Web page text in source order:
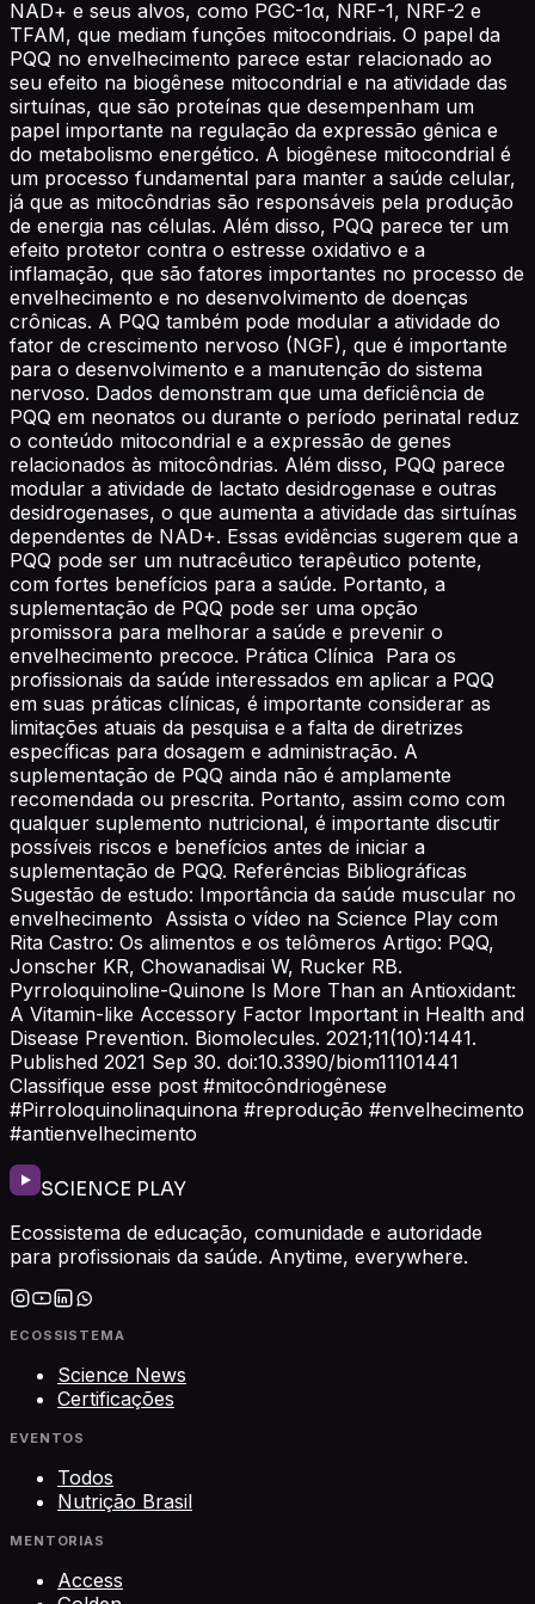
NAD+ e seus alvos, como PGC-1α, NRF-1, NRF-2 e
TFAM, que mediam funções mitocondriais. O papel da
PQQ no envelhecimento parece estar relacionado ao
seu efeito na biogênese mitocondrial e na atividade das
sirtuínas, que são proteínas que desempenham um
papel importante na regulação da expressão gênica e
do metabolismo energético. A biogênese mitocondrial é
um processo fundamental para manter a saúde celular,
já que as mitocôndrias são responsáveis pela produção
de energia nas células. Além disso, PQQ parece ter um
efeito protetor contra o estresse oxidativo e a
inflamação, que são fatores importantes no processo de
envelhecimento e no desenvolvimento de doenças
crônicas. A PQQ também pode modular a atividade do
fator de crescimento nervoso (NGF), que é importante
para o desenvolvimento e a manutenção do sistema
nervoso. Dados demonstram que uma deficiência de
PQQ em neonatos ou durante o período perinatal reduz
o conteúdo mitocondrial e a expressão de genes
relacionados às mitocôndrias. Além disso, PQQ parece
modular a atividade de lactato desidrogenase e outras
desidrogenases, o que aumenta a atividade das sirtuínas
dependentes de NAD+. Essas evidências sugerem que a
PQQ pode ser um nutracêutico terapêutico potente,
com fortes benefícios para a saúde. Portanto, a
suplementação de PQQ pode ser uma opção
promissora para melhorar a saúde e prevenir o
envelhecimento precoce. Prática Clínica Para os
profissionais da saúde interessados em aplicar a PQQ
em suas práticas clínicas, é importante considerar as
limitações atuais da pesquisa e a falta de diretrizes
específicas para dosagem e administração. A
suplementação de PQQ ainda não é amplamente
recomendada ou prescrita. Portanto, assim como com
qualquer suplemento nutricional, é importante discutir
possíveis riscos e benefícios antes de iniciar a
suplementação de PQQ. Referências Bibliográficas
Sugestão de estudo: Importância da saúde muscular no
envelhecimento Assista o vídeo na Science Play com
Rita Castro: Os alimentos e os telômeros Artigo: PQQ,
Jonscher KR, Chowanadisai W, Rucker RB.
Pyrroloquinoline-Quinone Is More Than an Antioxidant:
A Vitamin-like Accessory Factor Important in Health and
Disease Prevention. Biomolecules. 2021;11(10):1441.
Published 2021 Sep 30. doi:10.3390/biom11101441
Classifique esse post #mitocôndriogênese
#Pirroloquinolinaquinona #reprodução #envelhecimento
#antienvelhecimento
SCIENCE PLAY
Ecossistema de educação, comunidade e autoridade
para profissionais da saúde. Anytime, everywhere.
ECOSSISTEMA
Science News
Certificações
EVENTOS
Todos
Nutrição Brasil
MENTORIAS
Access